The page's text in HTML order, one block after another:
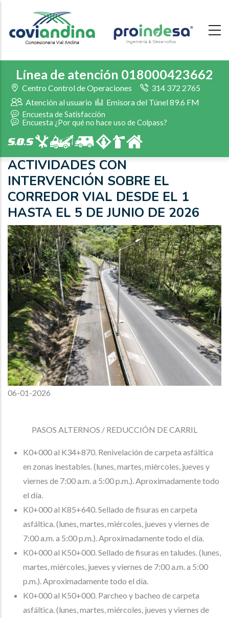
main
Línea de atención 018000423662
Centro Control de Operaciones
314 372 2765
Atención al usuario
Emisora del Túnel 89.6 FM
Encuesta de Satisfacción
Encuesta ¿Por qué no hace uso de Colpass?
ACTIVIDADES CON
INTERVENCIÓN SOBRE EL
CORREDOR VIAL DESDE EL 1
HASTA EL 5 DE JUNIO DE 2026
06-01-2026
PASOS ALTERNOS / REDUCCIÓN DE CARRIL
K0+000 al K34+870. Renivelación de carpeta asfáltica
en zonas inestables. (lunes, martes, miércoles, jueves y
viernes de 7:00 a.m. a 5:00 p.m.). Aproximadamente todo
el día.
K0+000 al K85+640. Sellado de fisuras en carpeta
asfáltica. (lunes, martes, miércoles, jueves y viernes de
7:00 a.m. a 5:00 p.m.). Aproximadamente todo el día.
K0+000 al K50+000. Sellado de fisuras en taludes. (lunes,
martes, miércoles, jueves y viernes de 7:00 a.m. a 5:00
p.m.). Aproximadamente todo el día.
K0+000 al K50+000. Parcheo y bacheo de carpeta
asfáltica. (lunes, martes, miércoles, jueves y viernes de